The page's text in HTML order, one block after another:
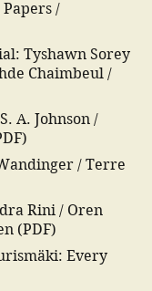
/
Tyshawn Sorey
Chaimbeul /
A. Johnson /
)
/ Terre
Rini / Oren
(PDF)
Every